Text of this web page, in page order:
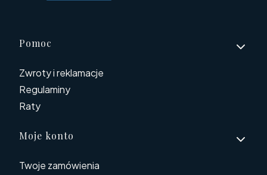
Linki w stopce
Pomoc
Zwroty i reklamacje
Regulaminy
Raty
Moje konto
Twoje zamówienia